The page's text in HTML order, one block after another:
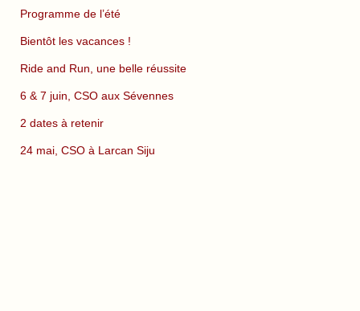
Programme de l’été
Bientôt les vacances !
Ride and Run, une belle réussite
6 & 7 juin, CSO aux Sévennes
2 dates à retenir
24 mai, CSO à Larcan Siju